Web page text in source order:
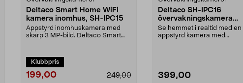
Deltaco Smart Home WiFi
kamera inomhus, SH-IPC15
Appstyrd inomhuskamera med
skarp 3 MP-bild. Deltaco Smart
Klubbpris
199,00 249,00
Deltaco SH-IPC16
övervakningskamera
inomhus WiFi
Se hemmet i realtid med en
appstyrd kamera med
399,00